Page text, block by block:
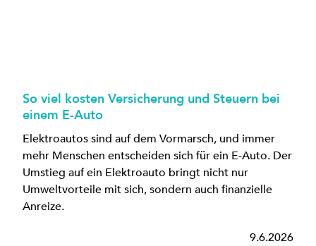
So viel kosten Versicherung und Steuern bei
einem E-Auto
Elektroautos sind auf dem Vormarsch, und immer
mehr Menschen entscheiden sich für ein E-Auto. Der
Umstieg auf ein Elektroauto bringt nicht nur
Umweltvorteile mit sich, sondern auch finanzielle
Anreize.
9.6.2026